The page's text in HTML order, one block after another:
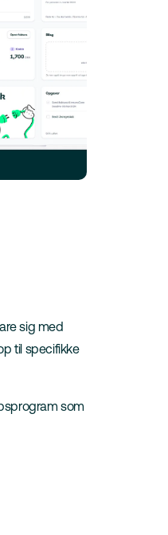
sig med
til specifikke
som